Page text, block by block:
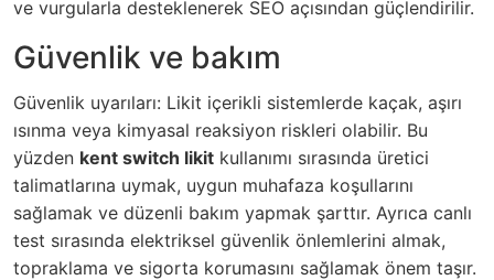
ve vurgularla desteklenerek SEO açısından güçlendirilir.
Güvenlik ve bakım
Güvenlik uyarıları: Likit içerikli sistemlerde kaçak, aşırı
ısınma veya kimyasal reaksiyon riskleri olabilir. Bu
yüzden kent switch likit kullanımı sırasında üretici
talimatlarına uymak, uygun muhafaza koşullarını
sağlamak ve düzenli bakım yapmak şarttır. Ayrıca canlı
test sırasında elektriksel güvenlik önlemlerini almak,
topraklama ve sigorta korumasını sağlamak önem taşır.